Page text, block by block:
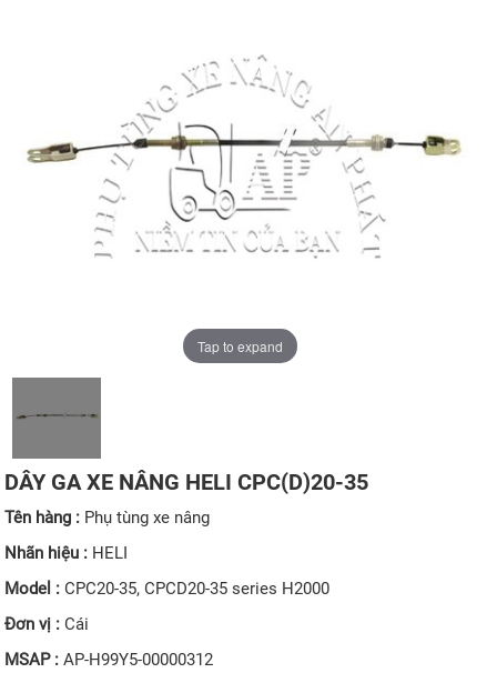
Tap to expand
DÂY GA XE NÂNG HELI CPC(D)20-35
Tên hàng : Phụ tùng xe nâng
Nhãn hiệu : HELI
Model :CPC20-35, CPCD20-35 series H2000
Đơn vị :Cái
MSAP :AP-H99Y5-00000312